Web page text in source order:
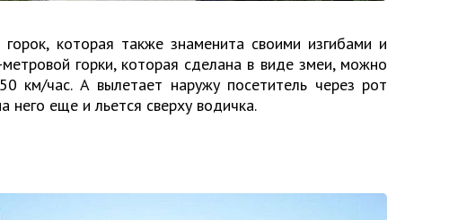
которая также знаменита своими изгибами и
горки, которая сделана в виде змеи, можно
км/час. А вылетает наружу посетитель через рот
него еще и льется сверху водичка.